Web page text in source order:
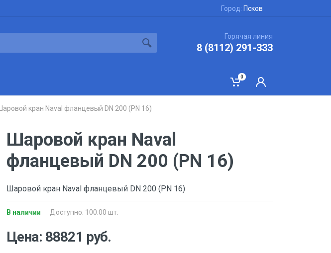
Город: Псков
Горячая линия
8 (8112) 291-333
0
Шаровой кран Naval фланцевый DN 200 (PN 16)
Шаровой кран Naval
фланцевый DN 200 (PN 16)
Шаровой кран Naval фланцевый DN 200 (PN 16)
В наличии Доступно: 100.00 шт.
Цена: 88821 руб.